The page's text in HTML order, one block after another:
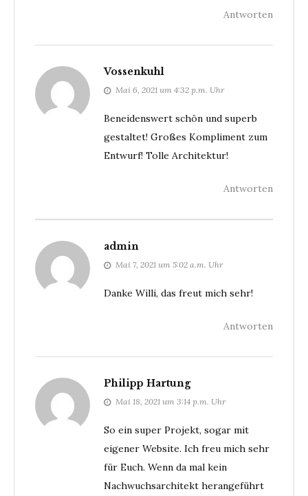
Antworten
Vossenkuhl
Mai 6, 2021 um 4:32 p.m. Uhr
Beneidenswert schön und superb
gestaltet! Großes Kompliment zum
Entwurf! Tolle Architektur!
Antworten
admin
Mai 7, 2021 um 5:02 a.m. Uhr
Danke Willi, das freut mich sehr!
Antworten
Philipp Hartung
Mai 18, 2021 um 3:14 p.m. Uhr
So ein super Projekt, sogar mit
eigener Website. Ich freu mich sehr
für Euch. Wenn da mal kein
Nachwuchsarchitekt herangeführt